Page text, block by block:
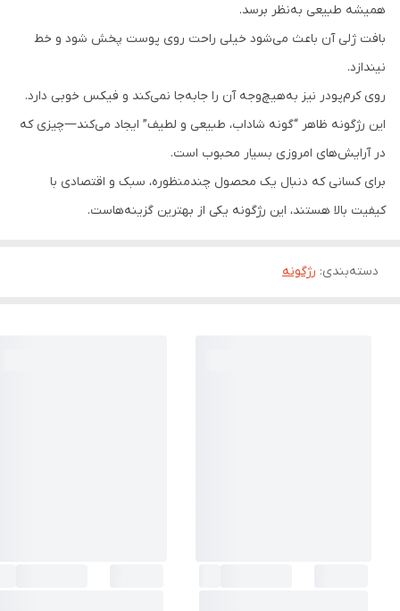
همیشه طبیعی به‌نظر برسد.
بافت ژلی آن باعث می‌شود خیلی راحت روی پوست پخش شود و خط
نیندازد.
روی کرم‌پودر نیز به‌هیچ‌وجه آن را جابه‌جا نمی‌کند و فیکس خوبی دارد.
این رژگونه ظاهر “گونه شاداب، طبیعی و لطیف” ایجاد می‌کند—چیزی که
در آرایش‌های امروزی بسیار محبوب است.
برای کسانی که دنبال یک محصول چندمنظوره، سبک و اقتصادی با
کیفیت بالا هستند، این رژگونه یکی از بهترین گزینه‌هاست.
دسته‌بندی: رژگونه